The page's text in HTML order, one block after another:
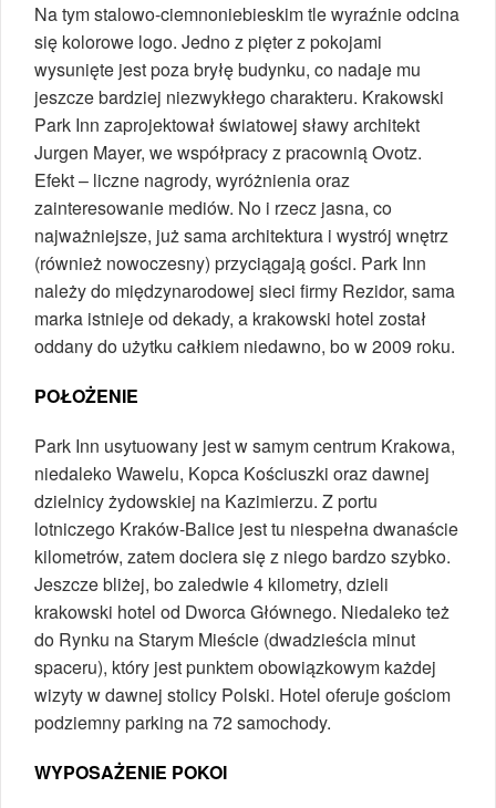
Na tym stalowo-ciemnoniebieskim tle wyraźnie odcina
się kolorowe logo. Jedno z pięter z pokojami
wysunięte jest poza bryłę budynku, co nadaje mu
jeszcze bardziej niezwykłego charakteru. Krakowski
Park Inn zaprojektował światowej sławy architekt
Jurgen Mayer, we współpracy z pracownią Ovotz.
Efekt – liczne nagrody, wyróżnienia oraz
zainteresowanie mediów. No i rzecz jasna, co
najważniejsze, już sama architektura i wystrój wnętrz
(również nowoczesny) przyciągają gości. Park Inn
należy do międzynarodowej sieci firmy Rezidor, sama
marka istnieje od dekady, a krakowski hotel został
oddany do użytku całkiem niedawno, bo w 2009 roku.
POŁOŻENIE
Park Inn usytuowany jest w samym centrum Krakowa,
niedaleko Wawelu, Kopca Kościuszki oraz dawnej
dzielnicy żydowskiej na Kazimierzu. Z portu
lotniczego Kraków-Balice jest tu niespełna dwanaście
kilometrów, zatem dociera się z niego bardzo szybko.
Jeszcze bliżej, bo zaledwie 4 kilometry, dzieli
krakowski hotel od Dworca Głównego. Niedaleko też
do Rynku na Starym Mieście (dwadzieścia minut
spaceru), który jest punktem obowiązkowym każdej
wizyty w dawnej stolicy Polski. Hotel oferuje gościom
podziemny parking na 72 samochody.
WYPOSAŻENIE POKOI